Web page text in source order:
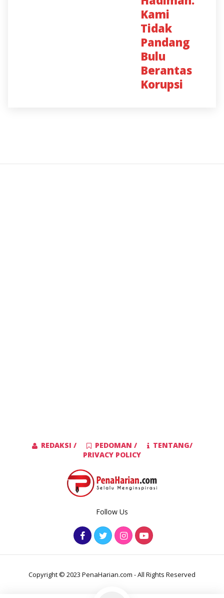
Kami
Tidak
Pandang
Bulu
Berantas
Korupsi
REDAKSI / PEDOMAN /
TENTANG/
PRIVACY POLICY
Follow Us
Copyright © 2023 PenaHarian.com - All Rights Reserved